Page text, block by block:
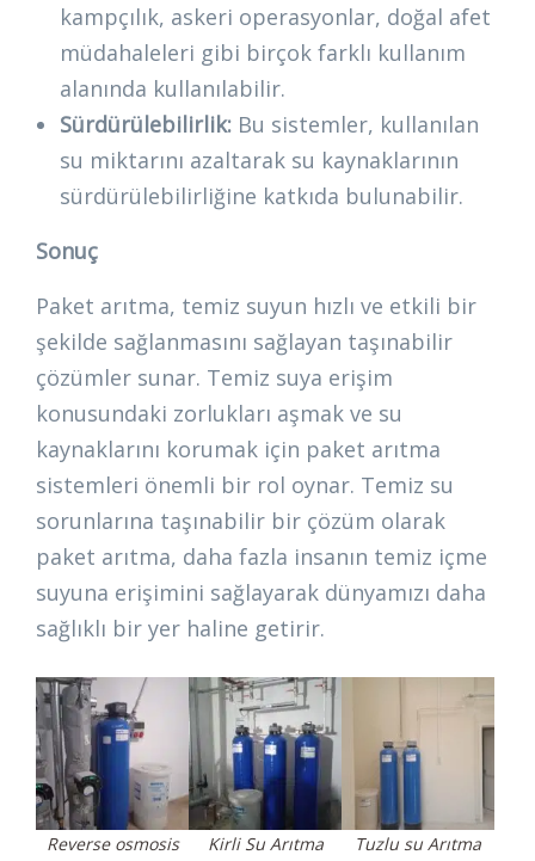
kampçılık, askeri operasyonlar, doğal afet
müdahaleleri gibi birçok farklı kullanım
alanında kullanılabilir.
Sürdürülebilirlik: Bu sistemler, kullanılan
su miktarını azaltarak su kaynaklarının
sürdürülebilirliğine katkıda bulunabilir.
Sonuç
Paket arıtma, temiz suyun hızlı ve etkili bir
şekilde sağlanmasını sağlayan taşınabilir
çözümler sunar. Temiz suya erişim
konusundaki zorlukları aşmak ve su
kaynaklarını korumak için paket arıtma
sistemleri önemli bir rol oynar. Temiz su
sorunlarına taşınabilir bir çözüm olarak
paket arıtma, daha fazla insanın temiz içme
suyuna erişimini sağlayarak dünyamızı daha
sağlıklı bir yer haline getirir.
Reverse osmosis
Kirli Su Arıtma Tuzlu su Arıtma